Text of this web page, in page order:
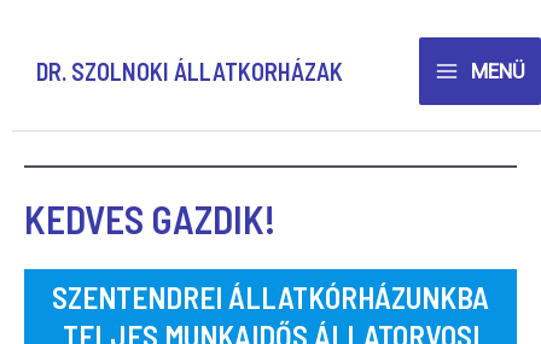
contentDR. SZOLNOKI ÁLLATKORHÁZAK
Main
MENÜ
KEDVES GAZDIK!
SZENTENDREI ÁLLATKÓRHÁZUNKBA
TELJES MUNKAIDŐS ÁLLATORVOSI